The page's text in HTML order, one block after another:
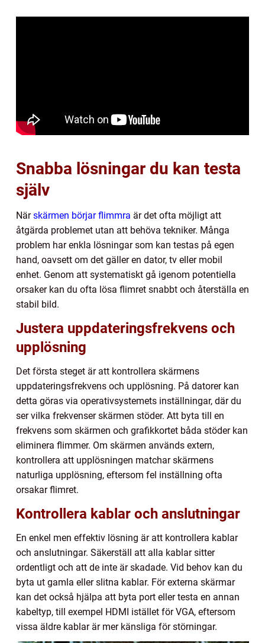
Snabba lösningar du kan testa
själv
Närskärmen börjar flimmra är det ofta möjligt att
åtgärda problemet utan att behöva tekniker. Många
problem har enkla lösningar som kan testas på egen
hand, oavsett om det gäller en dator, tv eller mobil
enhet. Genom att systematiskt gå igenom potentiella
orsaker kan du ofta lösa flimret snabbt och återställa en
stabil bild.
Justera uppdateringsfrekvens och
upplösning
Det första steget är att kontrollera skärmens
uppdateringsfrekvens och upplösning. På datorer kan
detta göras via operativsystemets inställningar, där du
ser vilka frekvenser skärmen stöder. Att byta till en
frekvens som skärmen och grafikkortet båda stöder kan
eliminera flimmer. Om skärmen används extern,
kontrollera att upplösningen matchar skärmens
naturliga upplösning, eftersom fel inställning ofta
orsakar flimret.
Kontrollera kablar och anslutningar
En enkel men effektiv lösning är att kontrollera kablar
och anslutningar. Säkerställ att alla kablar sitter
ordentligt och att de inte är skadade. Vid behov kan du
byta ut gamla eller slitna kablar. För externa skärmar
kan det också hjälpa att byta port eller testa en annan
kabeltyp, till exempel HDMI istället för VGA, eftersom
vissa äldre kablar är mer känsliga för störningar.